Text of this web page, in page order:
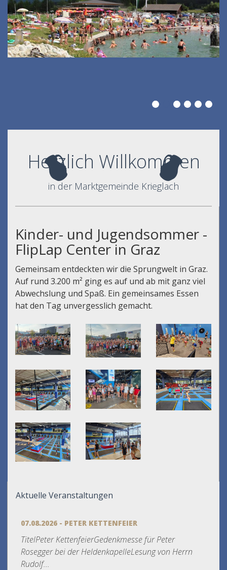
Herzlich Willkommen
in der Marktgemeinde Krieglach
Kinder- und Jugendsommer -
FlipLap Center in Graz
Gemeinsam entdeckten wir die Sprungwelt in Graz.
Auf rund 3.200 m² ging es auf und ab mit ganz viel
Abwechslung und Spaß. Ein gemeinsames Essen
hat den Tag unvergesslich gemacht.
Aktuelle Veranstaltungen
07.08.2026 - PETER KETTENFEIER
TitelPeter KettenfeierGedenkmesse für Peter
Rosegger bei der HeldenkapelleLesung von Herrn
Rudolf...